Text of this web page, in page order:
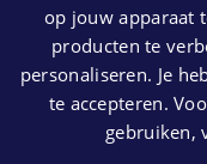
op jouw apparaat
producten te
personaliseren. Je
te accepteren.
gebruiken,